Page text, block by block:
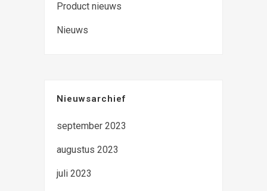
Product nieuws
Nieuws
Nieuwsarchief
september 2023
augustus 2023
juli 2023